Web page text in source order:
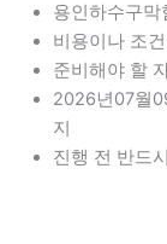
용인하수구막
비용이나 조
준비해야 할
2026년07월
지
진행 전 반드